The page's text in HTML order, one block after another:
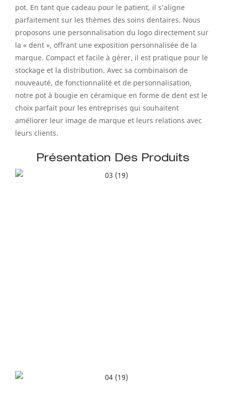
pot. En tant que cadeau pour le patient, il s’aligne
parfaitement sur les thèmes des soins dentaires. Nous
proposons une personnalisation du logo directement sur
la « dent », offrant une exposition personnalisée de la
marque. Compact et facile à gérer, il est pratique pour le
stockage et la distribution. Avec sa combinaison de
nouveauté, de fonctionnalité et de personnalisation,
notre pot à bougie en céramique en forme de dent est le
choix parfait pour les entreprises qui souhaitent
améliorer leur image de marque et leurs relations avec
leurs clients.
Présentation Des Produits